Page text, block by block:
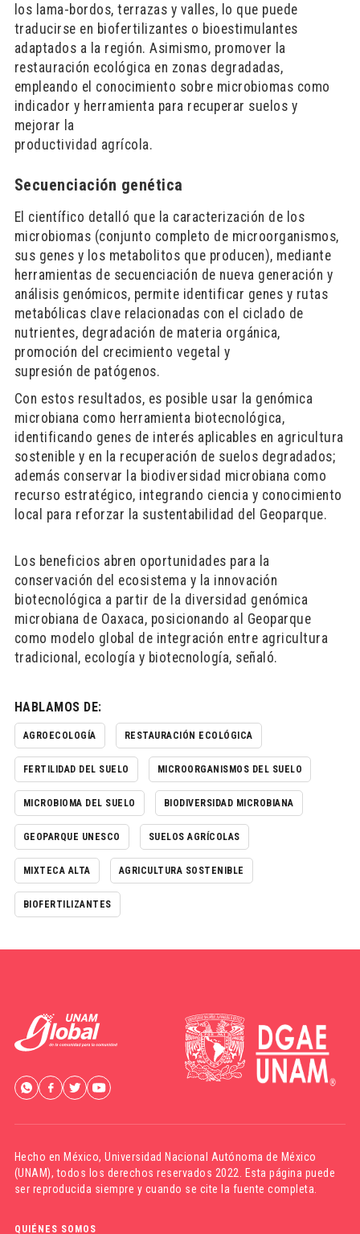
los lama-bordos, terrazas y valles, lo que puede
traducirse en biofertilizantes o bioestimulantes
adaptados a la región. Asimismo, promover la
restauración ecológica en zonas degradadas,
empleando el conocimiento sobre microbiomas como
indicador y herramienta para recuperar suelos y
mejorar la
productividad agrícola.
Secuenciación genética
El científico detalló que la caracterización de los
microbiomas (conjunto completo de microorganismos,
sus genes y los metabolitos que producen), mediante
herramientas de secuenciación de nueva generación y
análisis genómicos, permite identificar genes y rutas
metabólicas clave relacionadas con el ciclado de
nutrientes, degradación de materia orgánica,
promoción del crecimiento vegetal y
supresión de patógenos.
Con estos resultados, es posible usar la genómica
microbiana como herramienta biotecnológica,
identificando genes de interés aplicables en agricultura
sostenible y en la recuperación de suelos degradados;
además conservar la biodiversidad microbiana como
recurso estratégico, integrando ciencia y conocimiento
local para reforzar la sustentabilidad del Geoparque.
Los beneficios abren oportunidades para la
conservación del ecosistema y la innovación
biotecnológica a partir de la diversidad genómica
microbiana de Oaxaca, posicionando al Geoparque
como modelo global de integración entre agricultura
tradicional, ecología y biotecnología, señaló.
HABLAMOS DE:
AGROECOLOGÍA RESTAURACIÓN ECOLÓGICA
FERTILIDAD DEL SUELO MICROORGANISMOS DEL SUELO
MICROBIOMA DEL SUELO BIODIVERSIDAD MICROBIANA
GEOPARQUE UNESCO SUELOS AGRÍCOLAS
MIXTECA ALTA AGRICULTURA SOSTENIBLE
BIOFERTILIZANTES
Hecho en México,Universidad Nacional Autónoma de México
(UNAM), todos los derechos reservados 2022. Esta página puede
ser reproducida siempre y cuando se cite la fuente completa.
QUIÉNES SOMOS